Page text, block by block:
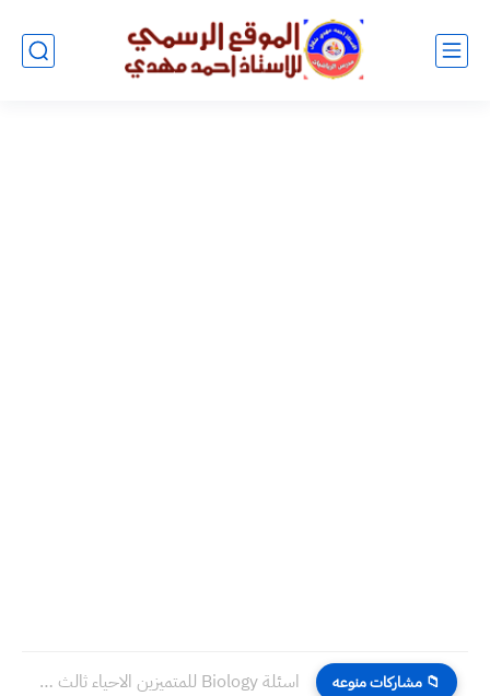
📁 مشاركات منوعه اسئلة Biology للمتميزين الاحياء ثالث متوسط 2022 الدور الاول